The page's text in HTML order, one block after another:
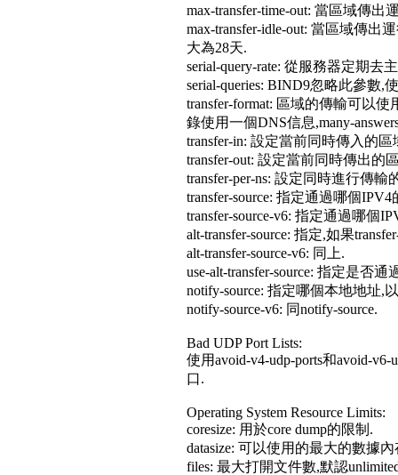
max-transfer-time-out: 當區域傳
max-transfer-idle-out: 當區域傳出
大為28天.
serial-query-rate: 從服務器定期去
serial-queries: BIND9忽略此參數,
transfer-format: 區域的傳輸可以使
錄使用一個DNS信息,many-
transfer-in: 設定當前同時傳入的
transfer-out: 設定當前同時傳出
transfer-per-ns: 設定同時進行傳
transfer-source: 指定通過哪個
transfer-source-v6: 指定通過哪個
alt-transfer-source: 指定,如果
alt-transfer-source-v6: 同上.
use-alt-transfer-source: 指定是否
notify-source: 指定哪個本地地址,
notify-source-v6: 同notify-source.
Bad UDP Port Lists:
使用avoid-v4-udp-ports和avoid-
口.
Operating System Resource Limits:
coresize: 用於core dump的限制.
datasize: 可以使用的最大的數據內
files: 最大打開文件數,默認